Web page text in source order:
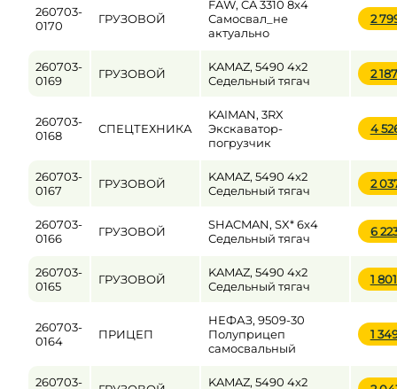
260703-
0170
ГРУЗОВОЙ
FAW, CA 3310 8x4
Самосвал_не
актуально
2
260703-
0169
ГРУЗОВОЙ
KAMAZ, 5490 4x2
Седельный тягач
2
260703-
0168
СПЕЦТЕХНИКА
KAIMAN, 3RX
Экскаватор-
погрузчик
4
260703-
0167
ГРУЗОВОЙ
KAMAZ, 5490 4x2
Седельный тягач
2
260703-
0166
ГРУЗОВОЙ
SHACMAN, SX* 6x4
Седельный тягач
6
260703-
0165
ГРУЗОВОЙ
KAMAZ, 5490 4x2
Седельный тягач
1
260703-
0164
ПРИЦЕП
НЕФАЗ, 9509-30
Полуприцеп
самосвальный
1
260703-
KAMAZ, 5490 4x2